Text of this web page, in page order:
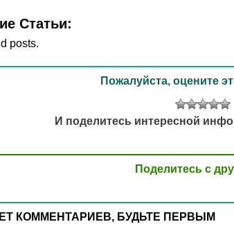
Статьи:
posts.
Пожалуйста, оцените
И поделитесь интересной
Поделитесь с
КОММЕНТАРИЕВ, БУДЬТЕ ПЕРВЫМ